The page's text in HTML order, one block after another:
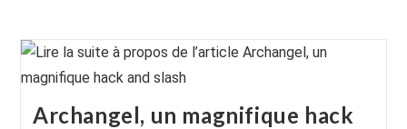
Archangel, un magnifique hack